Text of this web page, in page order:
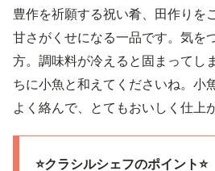
豊作を祈願する祝い肴、田作りを
甘さがくせになる一品です。気を
方。調味料が冷えると固まってし
ちに小魚と和えてくださいね。小
よく絡んで、とてもおいしく仕上
⭐️クラシルシェフのポイント⭐️